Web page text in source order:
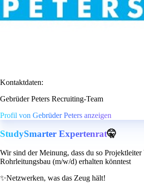
Kontaktdaten:
Gebrüder Peters Recruiting-Team
Profil von Gebrüder Peters anzeigen
StudySmarter Expertenrat🤫
Wir sind der Meinung, dass du so
Rohrleitungsbau (m/w/d) erhalten könntest
✨Netzwerken, was das Zeug hält!